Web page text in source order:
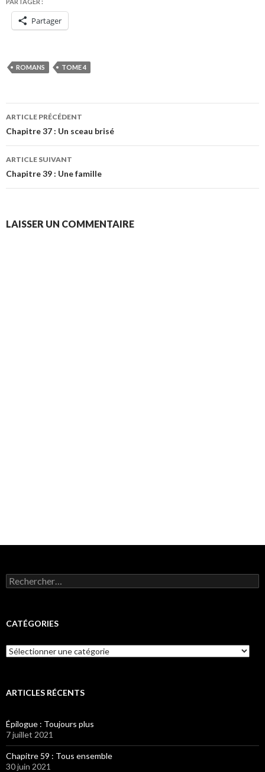
Partager
ROMANS TOME 4
Navigation
des
articles
ARTICLE PRÉCÉDENT
Chapitre 37 : Un sceau brisé
ARTICLE SUIVANT
Chapitre 39 : Une famille
LAISSER UN COMMENTAIRE
Rechercher :
CATÉGORIES
Catégories
ARTICLES RÉCENTS
Épilogue : Toujours plus
7 juillet 2021
Chapitre 59 : Tous ensemble
30 juin 2021